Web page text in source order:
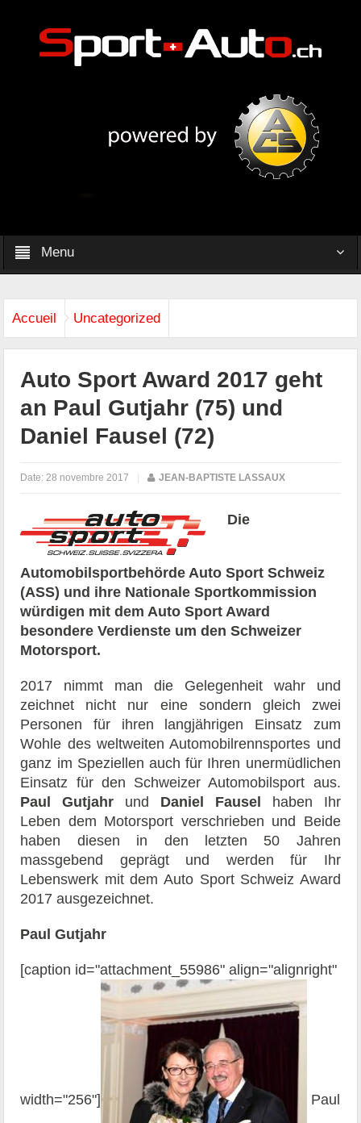
Menu
Accueil Uncategorized
Auto Sport Award 2017 geht
an Paul Gutjahr (75) und
Daniel Fausel (72)
Date: 28 novembre 2017 | JEAN-BAPTISTE LASSAUX
Die
Automobilsportbehörde Auto Sport Schweiz
(ASS) und ihre Nationale Sportkommission
würdigen mit dem Auto Sport Award
besondere Verdienste um den Schweizer
Motorsport.
2017 nimmt man die Gelegenheit wahr und
zeichnet nicht nur eine sondern gleich zwei
Personen für ihren langjährigen Einsatz zum
Wohle des weltweiten Automobilrennsportes und
ganz im Speziellen auch für Ihren unermüdlichen
Einsatz für den Schweizer Automobilsport aus.
Paul Gutjahr und Daniel Fausel haben Ihr
Leben dem Motorsport verschrieben und Beide
haben diesen in den letzten 50 Jahren
massgebend geprägt und werden für Ihr
Lebenswerk mit dem Auto Sport Schweiz Award
2017 ausgezeichnet.
Paul Gutjahr
[caption id="attachment_55986" align="alignright"
width="256"] Paul